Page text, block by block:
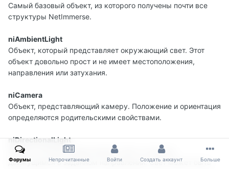
Самый базовый объект, из которого получены почти все
структуры NetImmerse.
niAmbientLight
Объект, который представляет окружающий свет. Этот
объект довольно прост и не имеет местоположения,
направления или затухания.
niCamera
Объект, представляющий камеру. Положение и ориентация
определяются родительскими свойствами.
niDirectionalLight
Объект, который представляет свет со светом,
движущимся в заданном направлении. Свет может быть
Форумы Непрочитанные Войти Создать аккаунт Больше